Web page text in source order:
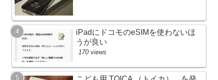
iPadにドコモのeSIMを使わないほ
うが良い
170 views